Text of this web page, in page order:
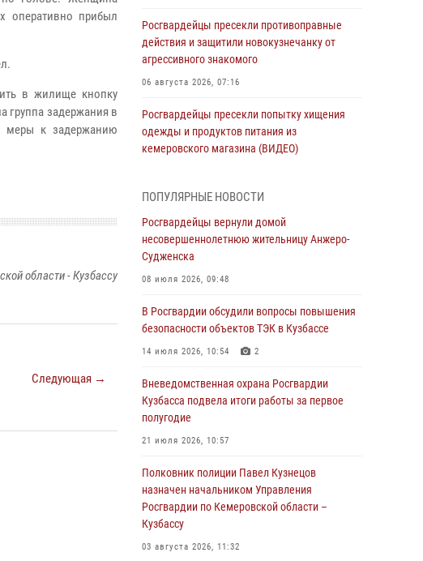
оперативно прибыл
в жилище кнопку
группа задержания в
меры к задержанию
области - Кузбассу
Следующая →
Росгвардейцы пресекли противоправные
действия и защитили новокузнечанку от
агрессивного знакомого
06 августа 2026, 07:16
Росгвардейцы пресекли попытку хищения
одежды и продуктов питания из
кемеровского магазина (ВИДЕО)
В Кузбассе стартовал чемпионат Сибирского
ордена Жукова округа Росгвардии по
служебно-боевой стрельбе
05 августа 2026, 10:53
дебошира, устроившего конфликт в
медицинском учреждении
05 августа 2026, 09:30
Росгвардейцы задержали участника драки,
причинившего побои оппоненту
05 августа 2026, 08:50
общественного порядка на городском пляже
05 августа 2026, 08:10
Росгвардейцы в Юрге пресекли попытку
проникновения на территорию частного
ПОПУЛЯРНЫЕ НОВОСТИ
Росгвардейцы вернули домой
несовершеннолетнюю жительницу Анжеро-
Судженска
08 июля 2026, 09:48
В Росгвардии обсудили вопросы повышения
безопасности объектов ТЭК в Кузбассе
14 июля 2026, 10:54 2
Вневедомственная охрана Росгвардии
Кузбасса подвела итоги работы за первое
полугодие
21 июля 2026, 10:57
Полковник полиции Павел Кузнецов
назначен начальником Управления
Росгвардии по Кемеровской области –
Кузбассу
03 августа 2026, 11:32